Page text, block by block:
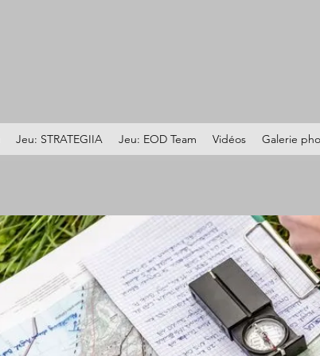
Jeu: STRATEGIIA Jeu: EOD Team Vidéos Galerie